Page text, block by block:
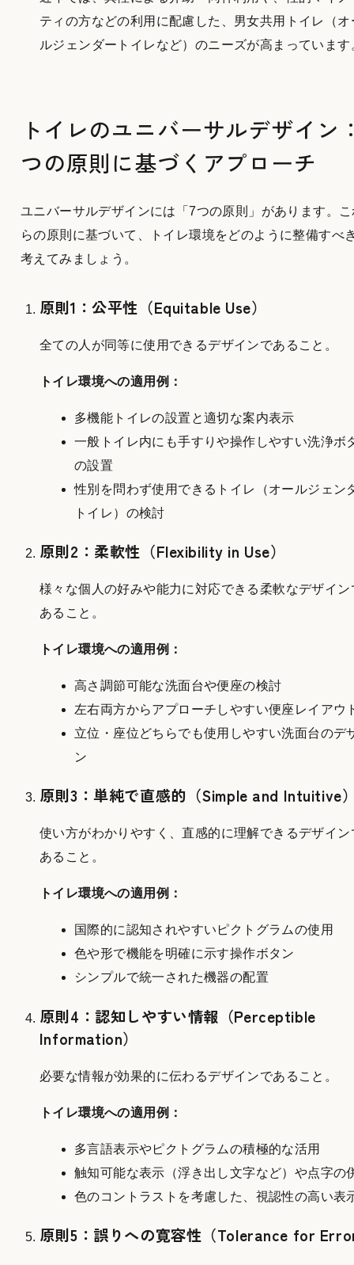
ティの方などの利用に配慮した、男女共用トイレ（オ
ルジェンダートイレなど）のニーズが高まっています
トイレのユニバーサルデザイン
つの原則に基づくアプローチ
ユニバーサルデザインには「7つの原則」があります。
らの原則に基づいて、トイレ環境をどのように整備すべ
考えてみましょう。
原則1：公平性（Equitable Use）
全ての人が同等に使用できるデザインであること。
トイレ環境への適用例：
多機能トイレの設置と適切な案内表示
一般トイレ内にも手すりや操作しやすい洗浄ボ
の設置
性別を問わず使用できるトイレ（オールジェン
トイレ）の検討
原則2：柔軟性（Flexibility in Use）
様々な個人の好みや能力に対応できる柔軟なデザイン
あること。
トイレ環境への適用例：
高さ調節可能な洗面台や便座の検討
左右両方からアプローチしやすい便座レイアウ
立位・座位どちらでも使用しやすい洗面台のデ
ン
原則3：単純で直感的（Simple and Intuitive
使い方がわかりやすく、直感的に理解できるデザイン
あること。
トイレ環境への適用例：
国際的に認知されやすいピクトグラムの使用
色や形で機能を明確に示す操作ボタン
シンプルで統一された機器の配置
原則4：認知しやすい情報（Perceptible
Information）
必要な情報が効果的に伝わるデザインであること。
トイレ環境への適用例：
多言語表示やピクトグラムの積極的な活用
触知可能な表示（浮き出し文字など）や点字の
色のコントラストを考慮した、視認性の高い表
原則5：誤りへの寛容性（Tolerance for